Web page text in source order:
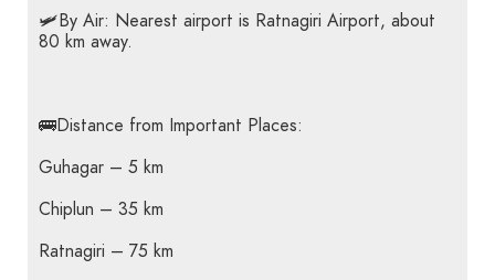
🛩️By Air: Nearest airport is Ratnagiri Airport, about
80 km away.
🚌Distance from Important Places:
Guhagar – 5 km
Chiplun – 35 km
Ratnagiri – 75 km